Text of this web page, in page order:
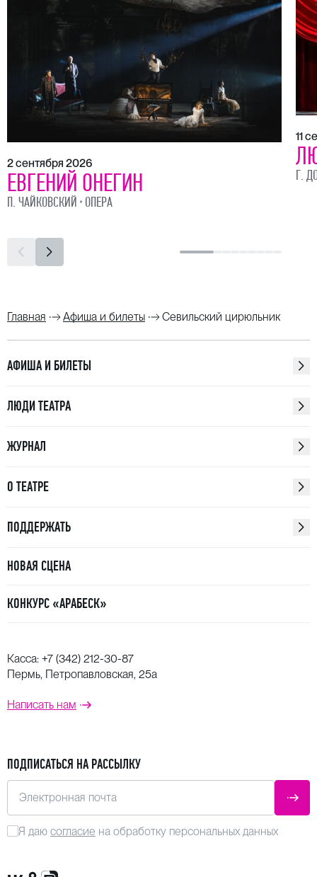
2 сентября 2026
ЕВГЕНИЙ ОНЕГИН
П. ЧАЙКОВСКИЙ ОПЕРА
11
Г.
Главная Афиша и билеты Севильский цирюльник
АФИША И БИЛЕТЫ
ЛЮДИ ТЕАТРА
ЖУРНАЛ
О ТЕАТРЕ
ПОДДЕРЖАТЬ
НОВАЯ СЦЕНА
КОНКУРС «АРАБЕСК»
Касса: +7 (342) 212-30-87
Пермь, Петропавловская, 25а
Написать нам
ПОДПИСАТЬСЯ НА РАССЫЛКУ
Электронная почта
Я даю согласие на обработку персональных данных